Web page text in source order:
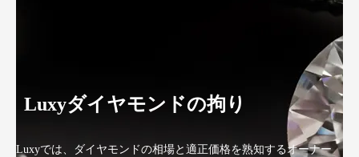
Luxyダイヤモンドの拘り
Luxyでは、ダイヤモンドの相場と適正価格を熟知するオーナー